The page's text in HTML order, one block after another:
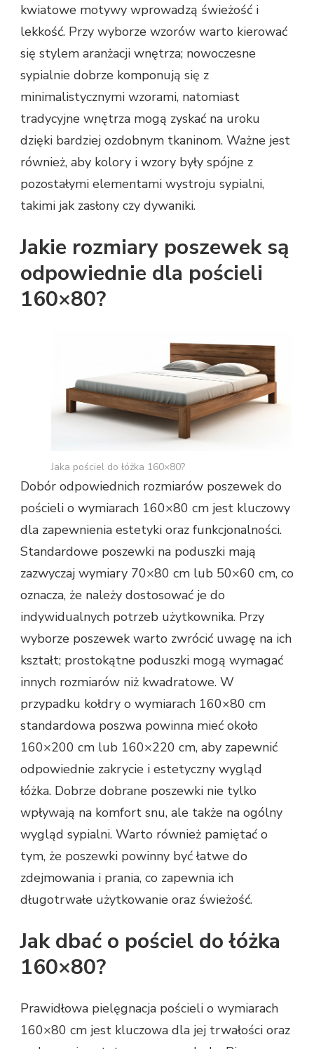
kwiatowe motywy wprowadzą świeżość i
lekkość. Przy wyborze wzorów warto kierować
się stylem aranżacji wnętrza; nowoczesne
sypialnie dobrze komponują się z
minimalistycznymi wzorami, natomiast
tradycyjne wnętrza mogą zyskać na uroku
dzięki bardziej ozdobnym tkaninom. Ważne jest
również, aby kolory i wzory były spójne z
pozostałymi elementami wystroju sypialni,
takimi jak zasłony czy dywaniki.
Jakie rozmiary poszewek są
odpowiednie dla pościeli
160×80?
Jaka pościel do łóżka 160×80?
Dobór odpowiednich rozmiarów poszewek do
pościeli o wymiarach 160×80 cm jest kluczowy
dla zapewnienia estetyki oraz funkcjonalności.
Standardowe poszewki na poduszki mają
zazwyczaj wymiary 70×80 cm lub 50×60 cm, co
oznacza, że należy dostosować je do
indywidualnych potrzeb użytkownika. Przy
wyborze poszewek warto zwrócić uwagę na ich
kształt; prostokątne poduszki mogą wymagać
innych rozmiarów niż kwadratowe. W
przypadku kołdry o wymiarach 160×80 cm
standardowa poszwa powinna mieć około
160×200 cm lub 160×220 cm, aby zapewnić
odpowiednie zakrycie i estetyczny wygląd
łóżka. Dobrze dobrane poszewki nie tylko
wpływają na komfort snu, ale także na ogólny
wygląd sypialni. Warto również pamiętać o
tym, że poszewki powinny być łatwe do
zdejmowania i prania, co zapewnia ich
długotrwałe użytkowanie oraz świeżość.
Jak dbać o pościel do łóżka
160×80?
Prawidłowa pielęgnacja pościeli o wymiarach
160×80 cm jest kluczowa dla jej trwałości oraz